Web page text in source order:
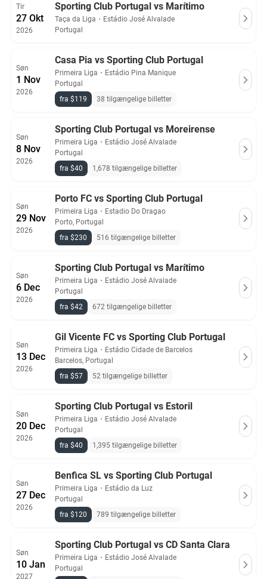
Tir
27 Okt
2026
Sporting Club Portugal vs Marítimo
Taça da Liga ・ Estádio José Alvalade
Portugal
Søn
1 Nov
2026
Casa Pia vs Sporting Club Portugal
Primeira Liga ・ Estádio Pina Manique
Portugal
fra $119
38 tilgængelige billetter
Søn
8 Nov
2026
Sporting Club Portugal vs Moreirense
Primeira Liga ・ Estádio José Alvalade
Portugal
fra $40
1,678 tilgængelige billetter
Søn
29 Nov
2026
Porto FC vs Sporting Club Portugal
Primeira Liga ・ Estadio Do Dragao
Porto, Portugal
fra $230
516 tilgængelige billetter
Søn
6 Dec
2026
Sporting Club Portugal vs Marítimo
Primeira Liga ・ Estádio José Alvalade
Portugal
fra $42
672 tilgængelige billetter
Søn
13 Dec
2026
Gil Vicente FC vs Sporting Club Portugal
Primeira Liga ・ Estádio Cidade de Barcelos
Barcelos, Portugal
fra $57
52 tilgængelige billetter
Søn
20 Dec
2026
Sporting Club Portugal vs Estoril
Primeira Liga ・ Estádio José Alvalade
Portugal
fra $40
1,395 tilgængelige billetter
Søn
27 Dec
2026
Benfica SL vs Sporting Club Portugal
Primeira Liga ・ Estádio da Luz
Portugal
fra $120
789 tilgængelige billetter
Søn
10 Jan
2027
Sporting Club Portugal vs CD Santa Clara
Primeira Liga ・ Estádio José Alvalade
Portugal